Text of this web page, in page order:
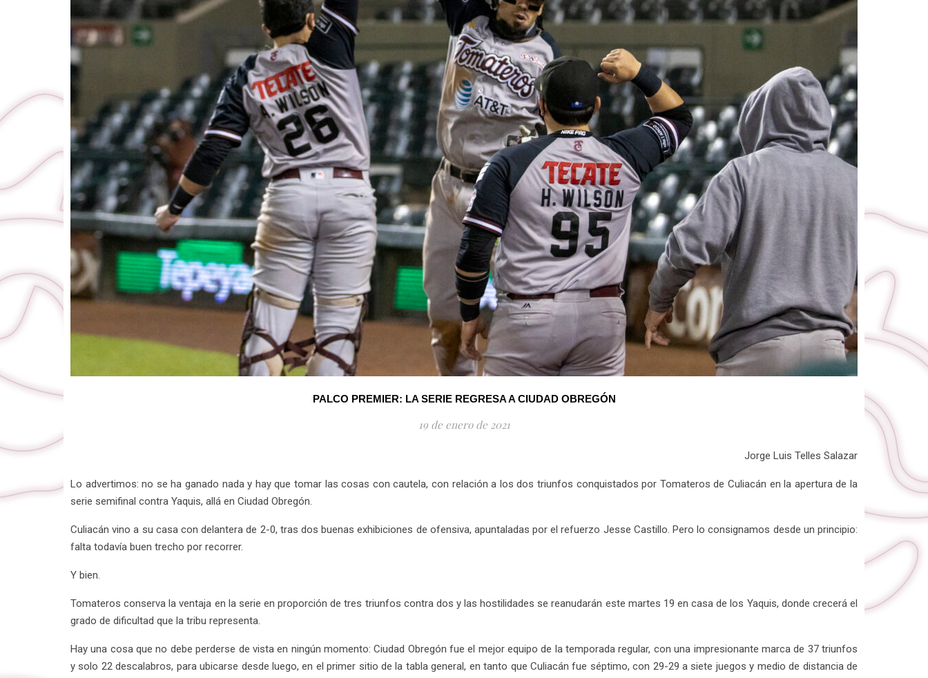
PALCO PREMIER: LA SERIE REGRESA A CIUDAD OBREGÓN
19 de enero de 2021
Jorge Luis Telles Salazar
Lo advertimos: no se ha ganado nada y hay que tomar las cosas con cautela, con relación a los dos triunfos conquistados por Tomateros de Culiacán en la apertura de la
serie semifinal contra Yaquis, allá en Ciudad Obregón.
Culiacán vino a su casa con delantera de 2-0, tras dos buenas exhibiciones de ofensiva, apuntaladas por el refuerzo Jesse Castillo. Pero lo consignamos desde un principio:
falta todavía buen trecho por recorrer.
Y bien.
Tomateros conserva la ventaja en la serie en proporción de tres triunfos contra dos y las hostilidades se reanudarán este martes 19 en casa de los Yaquis, donde crecerá el
grado de dificultad que la tribu representa.
Hay una cosa que no debe perderse de vista en ningún momento: Ciudad Obregón fue el mejor equipo de la temporada regular, con una impresionante marca de 37 triunfos
y solo 22 descalabros, para ubicarse desde luego, en el primer sitio de la tabla general, en tanto que Culiacán fue séptimo, con 29-29 a siete juegos y medio de distancia de